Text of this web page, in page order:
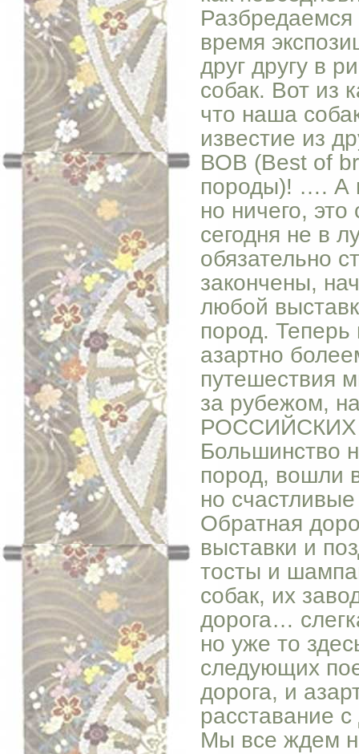
время
друг другу в
собак. Вот из
что наша
известие из
ВОВ (Best of
породы)! …. А
но ничего,
сегодня не в
обязательно
закончены,
любой
пород. Теперь
азартно
путешествия
за рубежом,
РОССИЙСКИХ
Большинство
пород, вошли
но
Обратная
выставки и
тосты и
собак, их
дорога…
но уже то
следующих
дорога, и
расставание
Мы все ждем